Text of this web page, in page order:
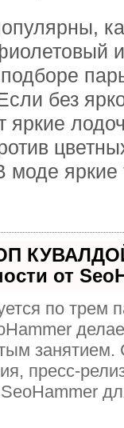
без
яркие
моде яркие
от
по трем
пресс-